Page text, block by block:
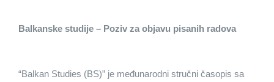
Balkanske studije – Poziv za objavu pisanih radova
“Balkan Studies (BS)” je međunarodni stručni časopis sa